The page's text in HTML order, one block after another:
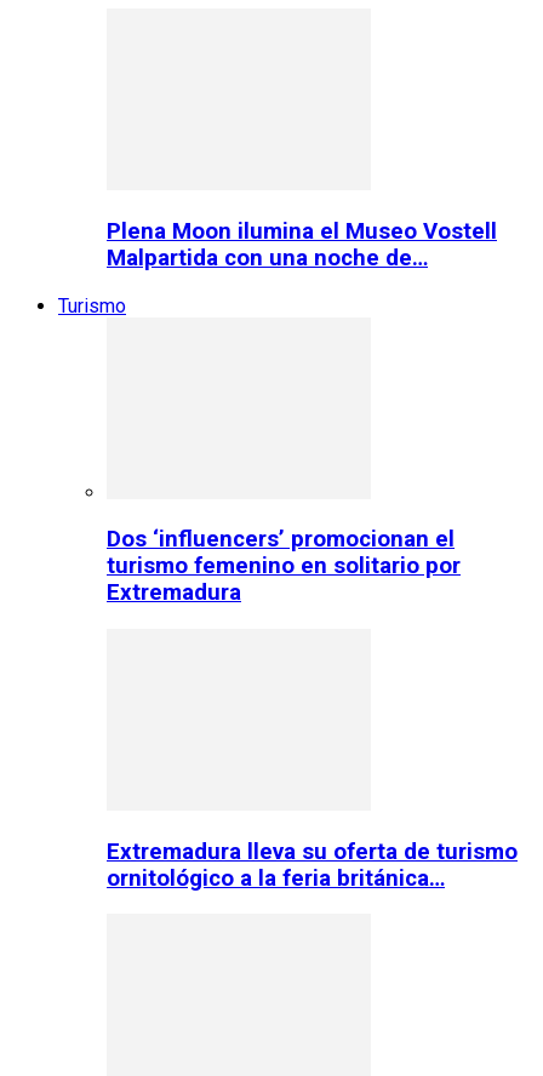
Plena Moon ilumina el Museo Vostell
Malpartida con una noche de…
Turismo
Dos ‘influencers’ promocionan el
turismo femenino en solitario por
Extremadura
Extremadura lleva su oferta de turismo
ornitológico a la feria británica…